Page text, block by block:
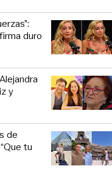
duro
y
de
tu